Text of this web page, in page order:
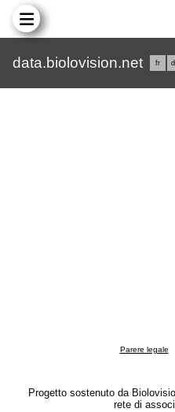
data.biolovision.net fr
Parere legale
Progetto sostenuto da
rete di